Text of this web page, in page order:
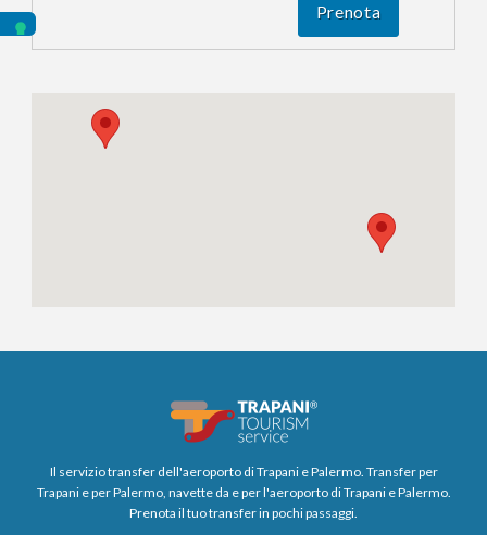
Prenota
Il servizio transfer dell'aeroporto di Trapani e Palermo. Transfer per
Trapani e per Palermo, navette da e per l'aeroporto di Trapani e Palermo.
Prenota il tuo transfer in pochi passaggi.